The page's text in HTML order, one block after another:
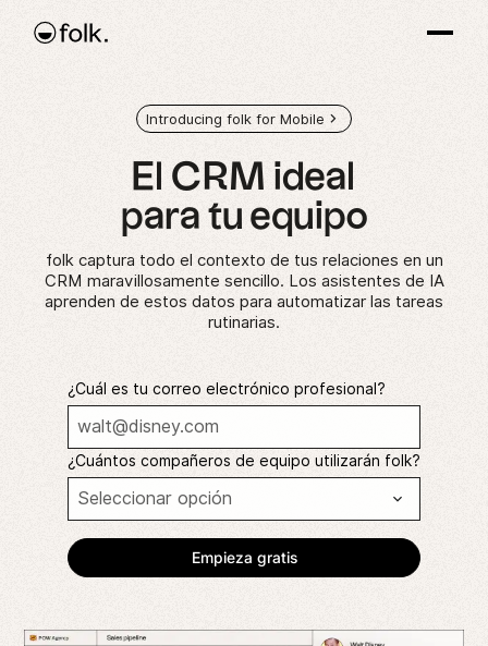
Introducing folk for Mobile
El CRM ideal
para tu equipo
folk captura todo el contexto de tus relaciones en un
CRM maravillosamente sencillo. Los asistentes de IA
aprenden de estos datos para automatizar las tareas
rutinarias.
¿Cuál es tu correo electrónico profesional?
¿Cuántos compañeros de equipo utilizarán folk?